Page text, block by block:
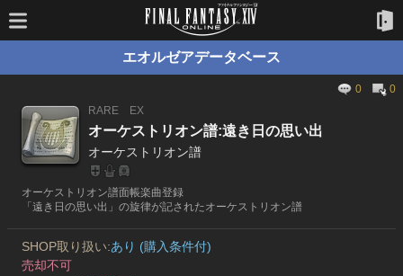
エオルゼアデータベース
0
0
RARE
EX
オーケストリオン譜:遠き日の思い出
オーケストリオン譜
オーケストリオン譜面帳楽曲登録
「遠き日の思い出」の旋律が記されたオーケストリオン譜
SHOP取り扱い:あり (購入条件付)
売却不可